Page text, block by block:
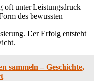
oft unter Leistungsdruck
des bewussten
Der Erfolg entsteht
sammeln – Geschichte,